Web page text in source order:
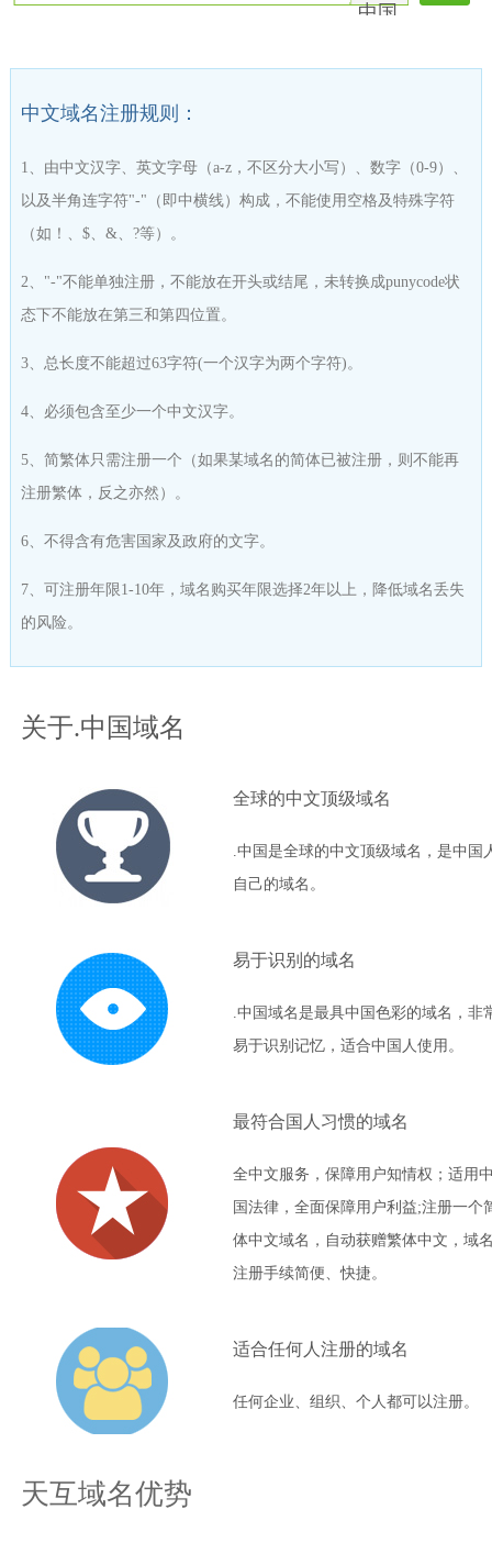
.中国
中文域名注册规则：
1、由中文汉字、英文字母（a-z，不区分大小写）、数字（0-9）、
以及半角连字符"-"（即中横线）构成，不能使用空格及特殊字符
（如！、$、&、?等）。
2、"-"不能单独注册，不能放在开头或结尾，未转换成punycode状
态下不能放在第三和第四位置。
3、总长度不能超过63字符(一个汉字为两个字符)。
4、必须包含至少一个中文汉字。
5、简繁体只需注册一个（如果某域名的简体已被注册，则不能再
注册繁体，反之亦然）。
6、不得含有危害国家及政府的文字。
7、可注册年限1-10年，域名购买年限选择2年以上，降低域名丢失
的风险。
关于.中国域名
全球的中文顶级域名
.中国是全球的中文顶级域名，是中国
自己的域名。
易于识别的域名
.中国域名是最具中国色彩的域名，非
易于识别记忆，适合中国人使用。
最符合国人习惯的域名
全中文服务，保障用户知情权；适用
国法律，全面保障用户利益;注册一个
体中文域名，自动获赠繁体中文，域
注册手续简便、快捷。
适合任何人注册的域名
任何企业、组织、个人都可以注册。
天互域名优势